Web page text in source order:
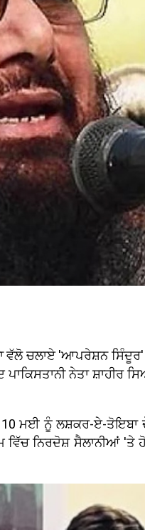
ਵੱਲੋ ਚਲਾਏ 'ਆਪਰੇਸ਼ਨ
ਨੇਤਾ
10 ਮਈ ਨੂੰ ਲਸ਼ਕਰ-ਏ-
ਨਿਰਦੋਸ਼ ਸੈਲਾਨੀਆਂ 'ਤੇ